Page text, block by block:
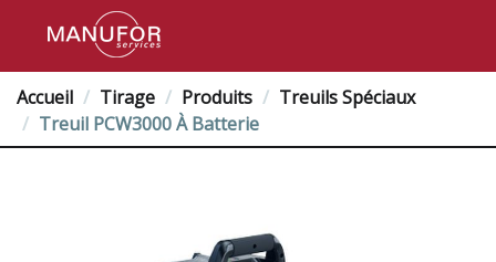
Accueil Tirage Produits
Treuils Spéciaux
Treuil PCW3000 À Batterie